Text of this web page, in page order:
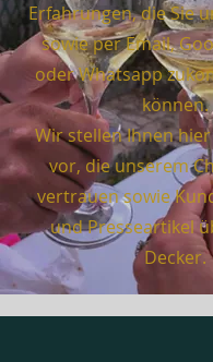
Erfahrungen, die Sie
sowie per Email,
oder Whatsapp
können.
Wir stellen Ihnen
vor, die unserem
vertrauen sowie
und Presseartikel
Decker.